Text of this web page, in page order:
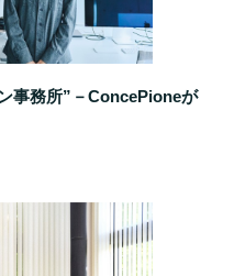
事務所”－ConcePioneが